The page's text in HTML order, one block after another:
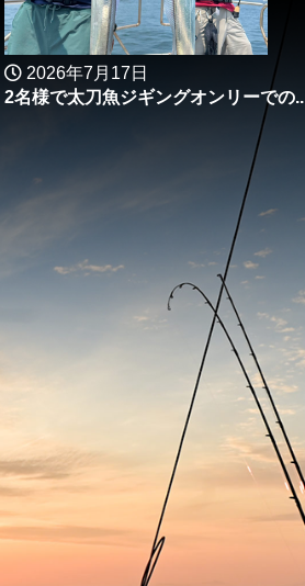
2026年7月17日
2名様で太刀魚ジギングオンリーでの..